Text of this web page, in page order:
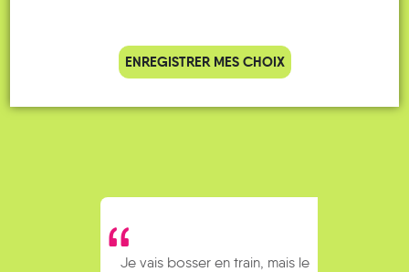
QUELQUES
Témoignages
Je vais bosser en train, mais le
ENREGISTRER MES CHOIX